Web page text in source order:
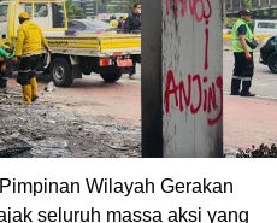
Pimpinan Wilayah Gerakan
seluruh massa aksi yang